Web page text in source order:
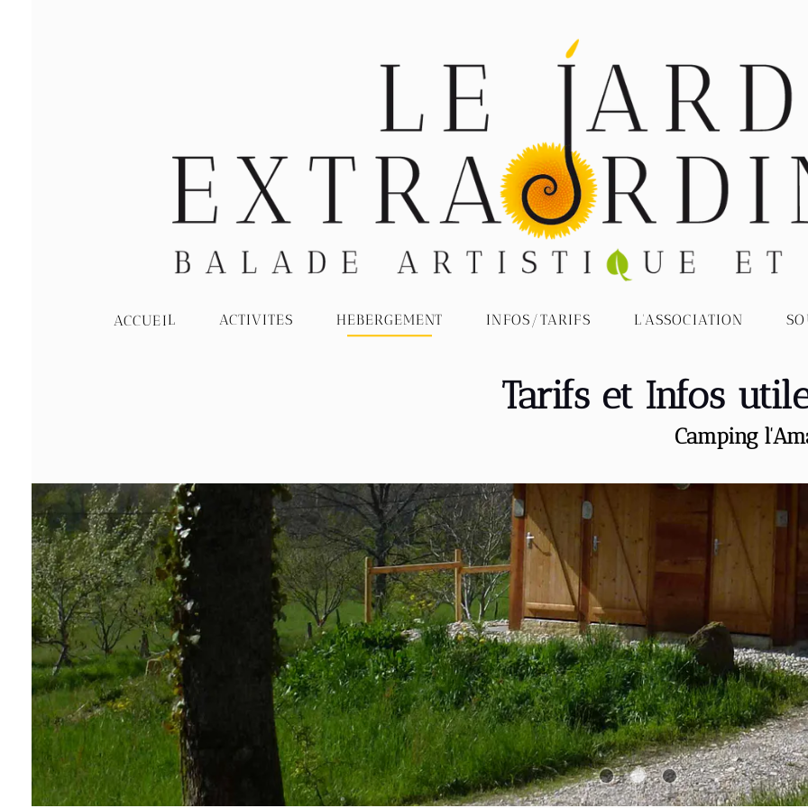
ACCUEIL ACTIVITES HEBERGEMENT INFOS/TARIFS L'ASSOCIATION
Tarifs et Infos utiles
Camping